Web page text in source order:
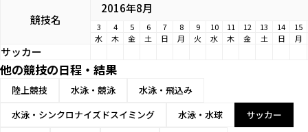
競技名
2016年8月
3 4 5 6 7 8 9 10 11 12 13 14
15
水
木 金 土 日 月 火 水 木 金 土 日 月
サッカー
他の競技の日程・結果
陸上競技 水泳・競泳
水泳・飛込み
水泳・シンクロナイズドスイミング
水泳・水球
サッカー